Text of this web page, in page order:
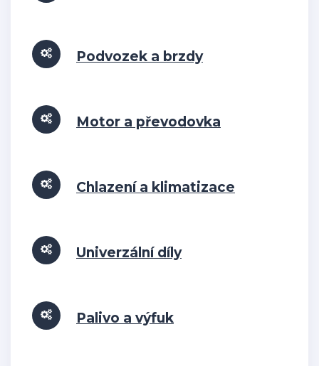
Podvozek a brzdy
Motor a převodovka
Chlazení a klimatizace
Univerzální díly
Palivo a výfuk